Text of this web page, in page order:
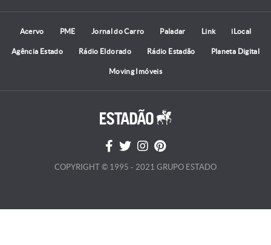
Acervo PME Jornal do Carro Paladar Link iLocal
Agência Estado Rádio Eldorado Rádio Estadão Planeta Digital
Moving Imóveis
COPYRIGHT © 1995 - 2021 GRUPO ESTADO